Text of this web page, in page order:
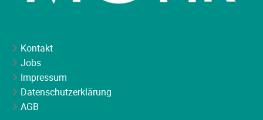
Kontakt
Jobs
Impressum
Datenschutzerklärung
AGB